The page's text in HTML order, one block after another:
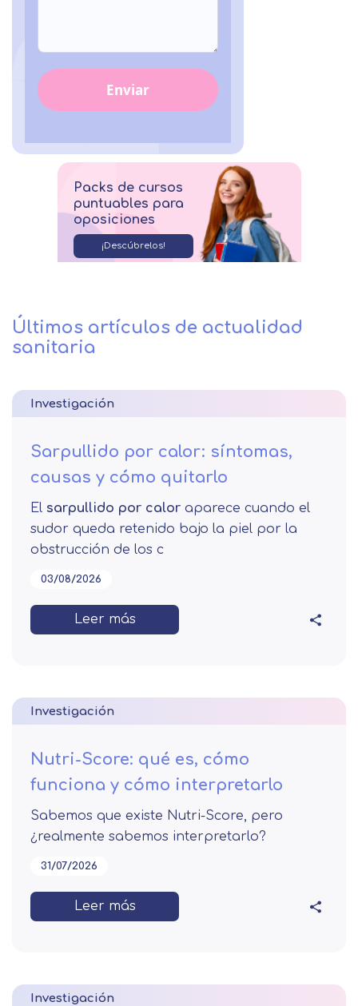
Enviar
Packs de cursos
puntuables para
oposiciones
¡Descúbrelos!
Últimos artículos de actualidad
sanitaria
Investigación
Sarpullido por calor: síntomas,
causas y cómo quitarlo
El sarpullido por calor aparece cuando el
sudor queda retenido bajo la piel por la
obstrucción de los c
03/08/2026
Leer más
Investigación
Nutri-Score: qué es, cómo
funciona y cómo interpretarlo
Sabemos que existe Nutri-Score, pero
¿realmente sabemos interpretarlo?
31/07/2026
Leer más
Investigación